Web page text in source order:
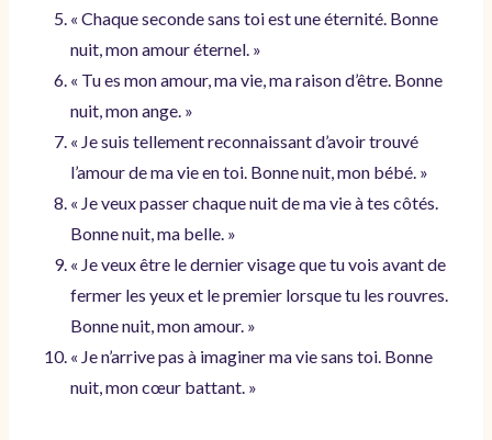
« Chaque seconde sans toi est une éternité. Bonne
nuit, mon amour éternel. »
« Tu es mon amour, ma vie, ma raison d’être. Bonne
nuit, mon ange. »
« Je suis tellement reconnaissant d’avoir trouvé
l’amour de ma vie en toi. Bonne nuit, mon bébé. »
« Je veux passer chaque nuit de ma vie à tes côtés.
Bonne nuit, ma belle. »
« Je veux être le dernier visage que tu vois avant de
fermer les yeux et le premier lorsque tu les rouvres.
Bonne nuit, mon amour. »
« Je n’arrive pas à imaginer ma vie sans toi. Bonne
nuit, mon cœur battant. »